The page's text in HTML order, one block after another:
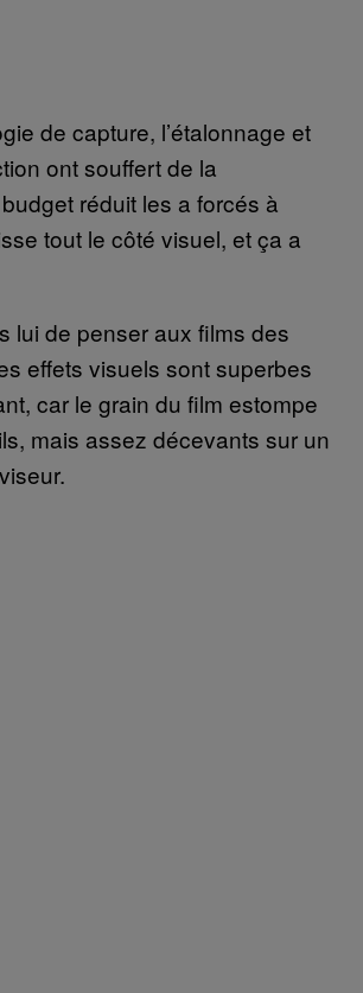
de capture, l’étalonnage et
ont souffert de la
réduit les a forcés à
tout le côté visuel, et ça a
lui de penser aux films des
effets visuels sont superbes
car le grain du film estompe
mais assez décevants sur un